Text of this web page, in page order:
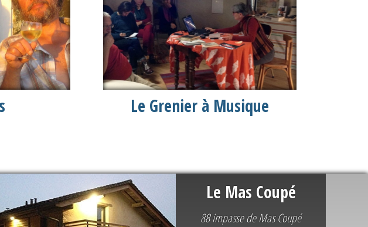
Le Grenier à Musique
Le Mas Coupé
88 impasse de Mas Coupé